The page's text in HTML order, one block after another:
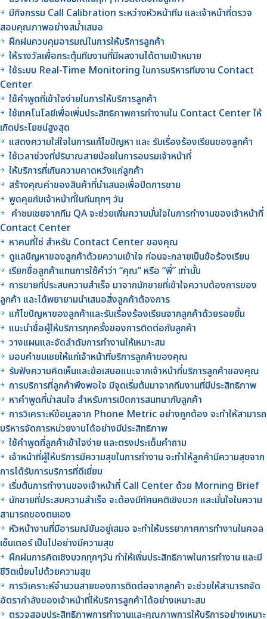
มีกิจกรรม Call Calibration ระหว่างหัวหน้าทีม และเจ้าหน้าที่ตรวจ
สอบคุณภาพอย่างสม่ำเสมอ
ฝึกฝนควบคุมอารมณ์ในการให้บริการลูกค้า
ให้รางวัลเพื่อกระตุ้นทีมงานที่มีผลงานได้ตามเป้าหมาย
ใช้ระบบ Real-Time Monitoring ในการบริหารทีมงาน Contact
Center
ใช้คำพูดที่เข้าใจง่ายในการให้บริการลูกค้า
ใช้เทคโนโลยีเพื่อเพิ่มประสิทธิภาพการทำงานใน Contact Center ให้
เกิดประโยชน์สูงสุด
แสดงความใส่ใจในการแก้ไขปัญหา และ รับเรื่องร้องเรียนของลูกค้า
ใช้เวลาช่วงที่ปริมาณสายน้อยในการอบรมเจ้าหน้าที่
ให้บริการที่เกินความคาดหวังแก่ลูกค้า
สร้างคุณค่าของสินค้าที่นำเสนอเพื่อปิดการขาย
พูดคุยกับเจ้าหน้าที่ในทีมทุกๆ วัน
คำชมเชยจากทีม QA จะช่วยเพิ่มความมั่นใจในการทำงานของเจ้าหน้าที่
Contact Center
หาคนที่ใช่ สำหรับ Contact Center ของคุณ
ดูแลปัญหาของลูกค้าด้วยความเข้าใจ ก่อนจะกลายเป็นข้อร้องเรียน
เรียกชื่อลูกค้าแทนการใช้คำว่า “คุณ” หรือ “พี่” เท่านั้น
การขายที่ประสบความสำเร็จ มาจากนักขายที่เข้าใจความต้องการของ
ลูกค้า และได้พยายามนำเสนอสิ่งลูกค้าต้องการ
แก้ไขปัญหาของลูกค้าและรับเรื่องร้องเรียนจากลูกค้าด้วยรอยยิ้ม
แนะนำชื่อผู้ให้บริการทุกครั้งของการติดต่อกับลูกค้า
วางแผนและจัดลำดับการทำงานให้เหมาะสม
มอบคำชมเชยให้แก่เจ้าหน้าที่บริการลูกค้าของคุณ
รับฟังความคิดเห็นและข้อเสนอแนะจากเจ้าหน้าที่บริการลูกค้าของคุณ
การบริการที่ลูกค้าพึงพอใจ มีจุดเริ่มต้นมาจากทีมงานที่มีประสิทธิภาพ
หาคำพูดที่น่าสนใจ สำหรับการเปิดการสนทนากับลูกค้า
การวิเคราะห์ข้อมูลจาก Phone Metric อย่างถูกต้อง จะทำให้สามารถ
บริหารจัดการหน่วยงานได้อย่างมีประสิทธิภาพ
ใช้คำพูดที่ลูกค้าเข้าใจง่าย และตรงประเด็นคำถาม
เจ้าหน้าที่ผู้ให้บริการมีความสุขในการทำงาน จะทำให้ลูกค้ามีความสุขจาก
การได้รับการบริการที่ดีเยี่ยม
เริ่มต้นการทำงานของเจ้าหน้าที่ Call Center ด้วย Morning Brief
นักขายที่ประสบความสำเร็จ จะต้องมีทัศนคติเชิงบวก และมั่นใจในความ
สามารถของตนเอง
หัวหน้างานที่มีอารมณ์ขันอยู่เสมอ จะทำให้บรรยากาศการทำงานในคอล
เซ็นเตอร์ เป็นไปอย่างมีความสุข
ฝึกฝนการคิดเชิงบวกทุกๆวัน ทำให้เพิ่มประสิทธิภาพในการทำงาน และมี
ชีวิตเปี่ยมไปด้วยความสุข
การวิเคราะห์จำนวนสายของการติดต่อจากลูกค้า จะช่วยให้สามารถจัด
อัตรากำลังของเจ้าหน้าที่ให้บริการลูกค้าได้อย่างเหมาะสม
ตรวจสอบประสิทธิภาพการทำงานและคุณภาพการให้บริการอย่างเหมาะ